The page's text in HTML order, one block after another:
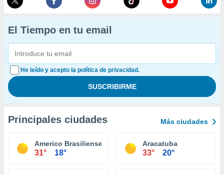
El Tiempo en tu email
He leído y acepto la política de privacidad.
Principales ciudades Más ciudades
Americo Brasiliense
31° 18°
Aracatuba
33° 20°